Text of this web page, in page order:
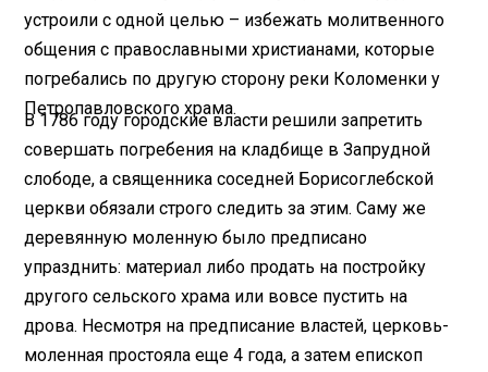
устроили с одной целью – избежать молитвенного
общения с православными христианами, которые
погребались по другую сторону реки Коломенки у
Петропавловского храма.
В 1786 году городские власти решили запретить
совершать погребения на кладбище в Запрудной
слободе, а священника соседней Борисоглебской
церкви обязали строго следить за этим. Саму же
деревянную моленную было предписано
упразднить: материал либо продать на постройку
другого сельского храма или вовсе пустить на
дрова. Несмотря на предписание властей, церковь-
моленная простояла еще 4 года, а затем епископ